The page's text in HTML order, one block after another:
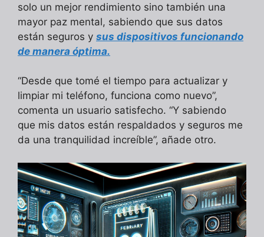
solo un mejor rendimiento sino también una
mayor paz mental, sabiendo que sus datos
están seguros y sus dispositivos funcionando
de manera óptima.
“Desde que tomé el tiempo para actualizar y
limpiar mi teléfono, funciona como nuevo”,
comenta un usuario satisfecho. “Y sabiendo
que mis datos están respaldados y seguros me
da una tranquilidad increíble”, añade otro.